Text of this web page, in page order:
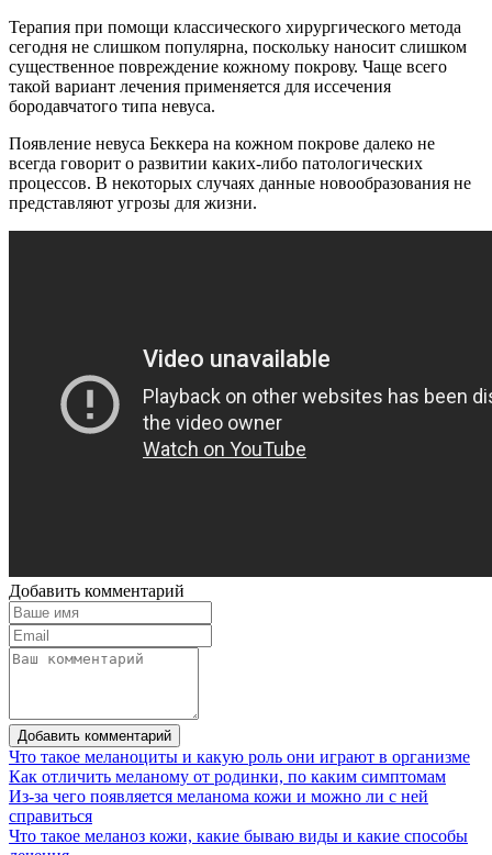
Терапия при помощи классического хирургического метода
сегодня не слишком популярна, поскольку наносит слишком
существенное повреждение кожному покрову. Чаще всего
такой вариант лечения применяется для иссечения
бородавчатого типа невуса.
Появление невуса Беккера на кожном покрове далеко не
всегда говорит о развитии каких-либо патологических
процессов. В некоторых случаях данные новообразования не
представляют угрозы для жизни.
Добавить комментарий
Добавить комментарий
Что такое меланоциты и какую роль они играют в организме
Как отличить меланому от родинки, по каким симптомам
Из-за чего появляется меланома кожи и можно ли с ней
справиться
Что такое меланоз кожи, какие бываю виды и какие способы